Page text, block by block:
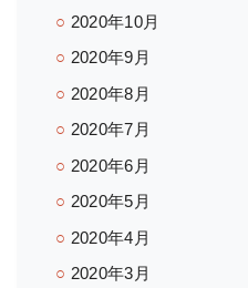
2020年10月
2020年9月
2020年8月
2020年7月
2020年6月
2020年5月
2020年4月
2020年3月